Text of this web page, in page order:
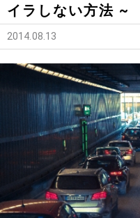
イラしない方法 ~
2014.08.13